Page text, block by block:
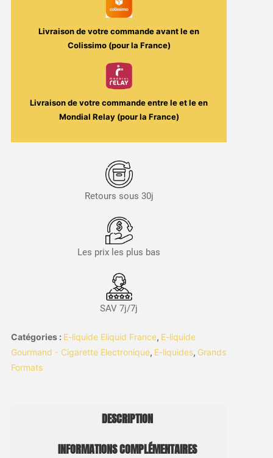
Livraison de votre commande avant leen
Colissimo (pour la France)
Livraison de votre commande entre leet leen
Mondial Relay (pour la France)
Retours sous 30j
Les prix les plus bas
SAV 7j/7j
Catégories : E-liquide Eliquid France, E-liquide
Gourmand - Cigarette Electronique, E-liquides, Grands
Formats
DESCRIPTION
INFORMATIONS COMPLÉMENTAIRES